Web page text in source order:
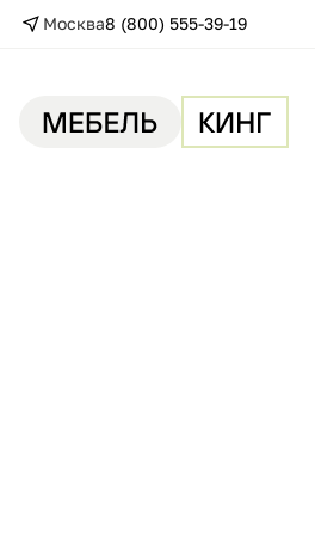
Москва8 (800) 555-39-19